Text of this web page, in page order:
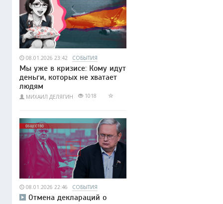
08.01.2026 23:42 СОБЫТИЯ
Мы уже в кризисе: Кому идут
деньги, которых не хватает
людям
МИХАИЛ ДЕЛЯГИН 1018
08.01.2026 22:46 СОБЫТИЯ
Отмена деклараций о